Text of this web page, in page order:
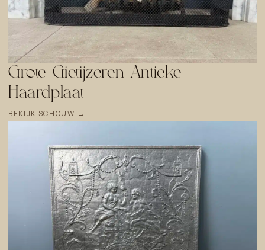
Grote Gietijzeren Antieke
Haardplaat
BEKIJK SCHOUW →